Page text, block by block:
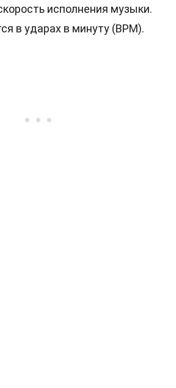
исполнения музыки.
в ударах в минуту (BPM).